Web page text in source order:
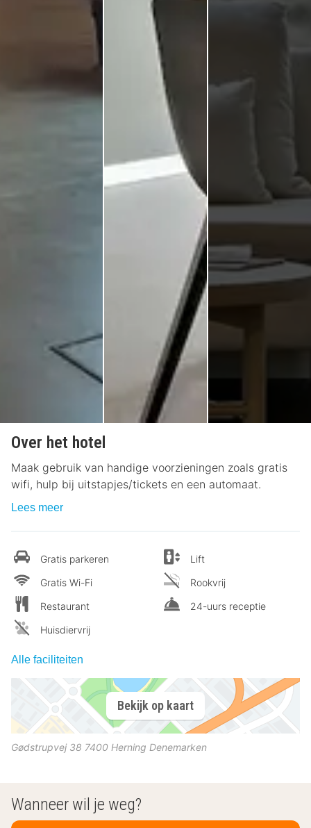
Over het hotel
Maak gebruik van handige voorzieningen zoals gratis
wifi, hulp bij uitstapjes/tickets en een automaat.
Lees meer
Gratis parkeren
Gratis Wi-Fi
Restaurant
Huisdiervrij
Lift
Rookvrij
24-uurs receptie
Alle faciliteiten
Bekijk op kaart
Gødstrupvej 38 7400 Herning Denemarken
Wanneer wil je weg?